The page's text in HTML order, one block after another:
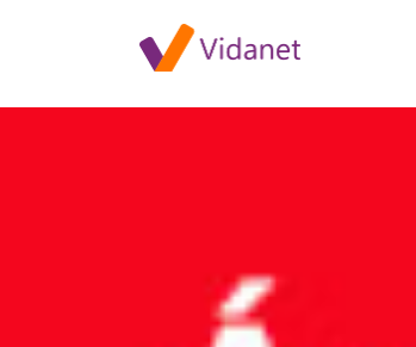
Szolgáltatáskiesés